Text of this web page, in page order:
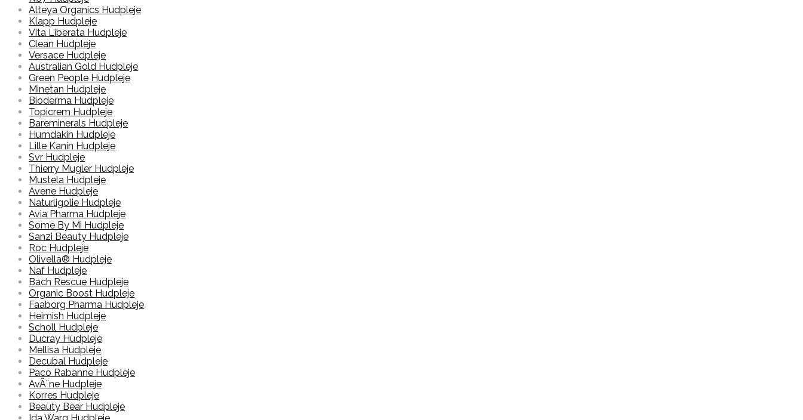
Alteya Organics Hudpleje
Klapp Hudpleje
Vita Liberata Hudpleje
Clean Hudpleje
Versace Hudpleje
Australian Gold Hudpleje
Green People Hudpleje
Minetan Hudpleje
Bioderma Hudpleje
Topicrem Hudpleje
Bareminerals Hudpleje
Humdakin Hudpleje
Lille Kanin Hudpleje
Svr Hudpleje
Thierry Mugler Hudpleje
Mustela Hudpleje
Avene Hudpleje
Naturligolie Hudpleje
Avia Pharma Hudpleje
Some By Mi Hudpleje
Sanzi Beauty Hudpleje
Roc Hudpleje
Olivella® Hudpleje
Naf Hudpleje
Bach Rescue Hudpleje
Organic Boost Hudpleje
Faaborg Pharma Hudpleje
Heimish Hudpleje
Scholl Hudpleje
Ducray Hudpleje
Mellisa Hudpleje
Decubal Hudpleje
Paco Rabanne Hudpleje
AvÃ¨ne Hudpleje
Korres Hudpleje
Beauty Bear Hudpleje